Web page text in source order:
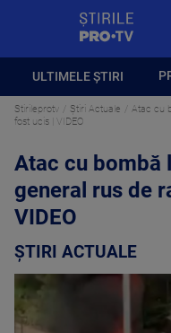
ULTIMELE ȘTIRI
Stirileprotv Știri Actuale
Atac cu
fost ucis | VIDEO
Atac cu bombă
general rus de
VIDEO
ȘTIRI ACTUALE